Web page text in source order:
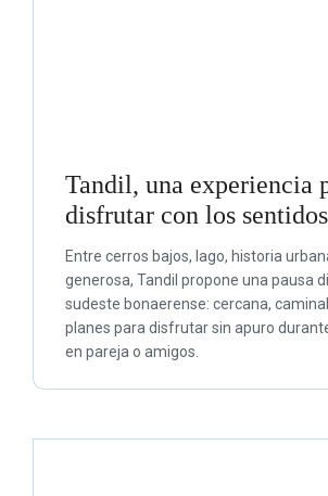
Tandil, una experiencia
disfrutar con los sentidos
Entre cerros bajos, lago, historia
generosa, Tandil propone una pausa
sudeste bonaerense: cercana,
planes para disfrutar sin apuro
en pareja o amigos.